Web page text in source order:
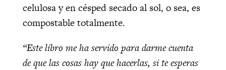
celulosa y en césped secado al sol, o sea, es
compostable totalmente.
“Este libro me ha servido para darme cuenta
de que las cosas hay que hacerlas, si te esperas